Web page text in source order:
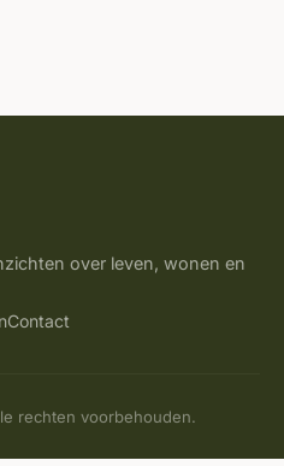
over leven, wonen en
Contact
rechten voorbehouden.